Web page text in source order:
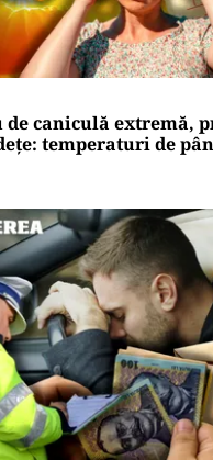
de caniculă extremă,
temperaturi de